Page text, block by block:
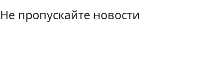
Не пропускайте новости